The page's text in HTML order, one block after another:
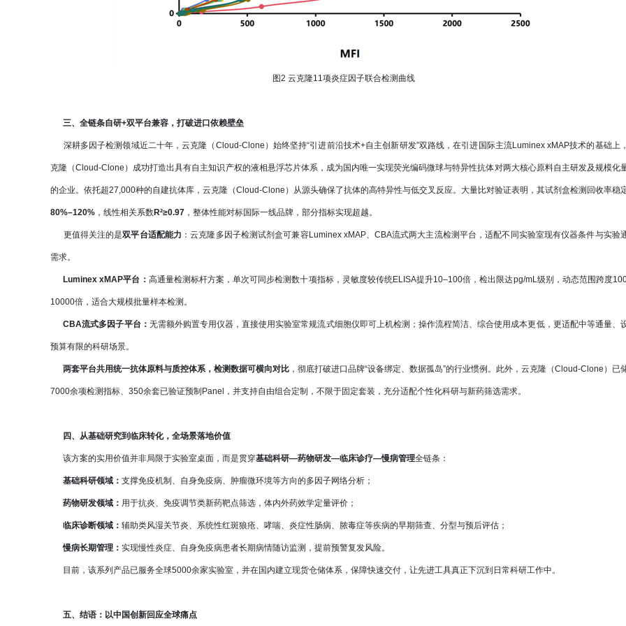
图2 云克隆11项炎症因子联合检测曲线
三、全链条自研+双平台兼容，打破进口依赖壁垒
深耕多因子检测领域近二十年，云克隆（Cloud-Clone）始终坚持“引进前沿技术+自主创新研发”双路线，在引进国际主流Luminex xMAP技术的基础上
克隆（Cloud-Clone）成功打造出具有自主知识产权的液相悬浮芯片体系，成为国内唯一实现荧光编码微球与特异性抗体对两大核心原料自主研发及规模化
的企业。依托超27,000种的自建抗体库，云克隆（Cloud-Clone）从源头确保了抗体的高特异性与低交叉反应。大量比对验证表明，其试剂盒检测回收率稳
80%–120% ，线性相关系数R²≥0.97 ，整体性能对标国际一线品牌，部分指标实现超越。
更值得关注的是双平台适配能力 ：云克隆多因子检测试剂盒可兼容Luminex xMAP、CBA流式两大主流检测平台，适配不同实验室现有仪器条件与实验
需求。
Luminex xMAP平台： 高通量检测标杆方案，单次可同步检测数十项指标，灵敏度较传统ELISA提升10–100倍，检出限达pg/mL级别，动态范围跨度
10000倍，适合大规模批量样本检测。
CBA流式多因子平台： 无需额外购置专用仪器，直接使用实验室常规流式细胞仪即可上机检测；操作流程简洁、综合使用成本更低，更适配中等通量、
预算有限的科研场景。
两套平台共用统一抗体原料与质控体系，检测数据可横向对比 ，彻底打破进口品牌“设备绑定、数据孤岛”的行业惯例。此外，云克隆（Cloud-Clone）已
7000余项检测指标、350余套已验证预制Panel，并支持自由组合定制，不限于固定套装，充分适配个性化科研与新药筛选需求。
四、从基础研究到临床转化，全场景落地价值
该方案的实用价值并非局限于实验室桌面，而是贯穿基础科研—药物研发—临床诊疗—慢病管理全链条：
基础科研领域： 支撑免疫机制、自身免疫病、肿瘤微环境等方向的多因子网络分析；
药物研发领域： 用于抗炎、免疫调节类新药靶点筛选，体内外药效学定量评价；
临床诊断领域： 辅助类风湿关节炎、系统性红斑狼疮、哮喘、炎症性肠病、脓毒症等疾病的早期筛查、分型与预后评估；
慢病长期管理： 实现慢性炎症、自身免疫病患者长期病情随访监测，提前预警复发风险。
目前，该系列产品已服务全球5000余家实验室，并在国内建立现货仓储体系，保障快速交付，让先进工具真正下沉到日常科研工作中。
五、结语：以中国创新回应全球痛点